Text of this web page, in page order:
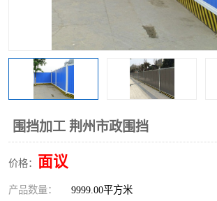
围挡加工 荆州市政围挡
价格： 面议
产品数量： 9999.00平方米